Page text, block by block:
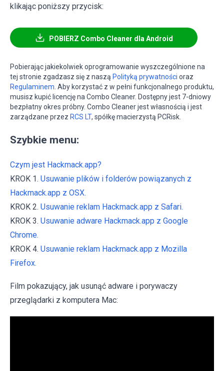
klikając poniższy przycisk:
POBIERZ Combo Cleaner dla Android
Pobierając jakiekolwiek oprogramowanie wyszczególnione na
tej stronie zgadzasz się z naszą Polityką prywatności oraz
Regulaminem . Aby korzystać z w pełni funkcjonalnego produktu,
musisz kupić licencję na Combo Cleaner. Dostępny jest 7-dniowy
bezpłatny okres próbny. Combo Cleaner jest własnością i jest
zarządzane przez RCS LT, spółkę macierzystą PCRisk.
Szybkie menu:
Czym jest Hackmack.app?
KROK 1. Usuwanie plików i folderów powiązanych z
Hackmack.app z OSX.
KROK 2. Usuwanie reklam Hackmack.app z Safari.
KROK 3. Usuwanie adware Hackmack.app z Google
Chrome.
KROK 4. Usuwanie reklam Hackmack.app z Mozilla
Firefox.
Film pokazujący, jak usunąć adware i porywaczy
przeglądarki z komputera Mac: